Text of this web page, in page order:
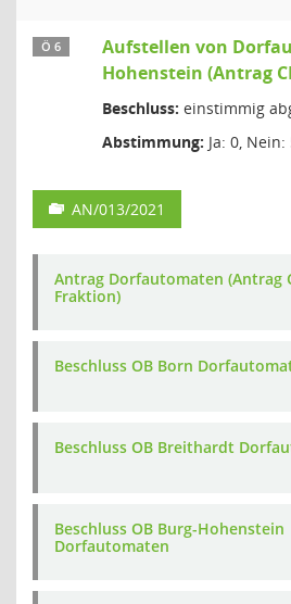
Ö 6
Aufstellen von
Hohenstein (Antrag
Beschluss: einstimmig
Abstimmung: Ja: 0,
AN/013/2021
Antrag Dorfautomaten (Antrag
Fraktion)
Beschluss OB Born
Beschluss OB Breithardt
Beschluss OB Burg-Hohenstein
Dorfautomaten